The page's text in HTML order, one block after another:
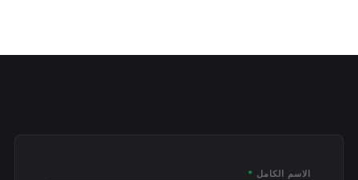
الاسم الكامل *